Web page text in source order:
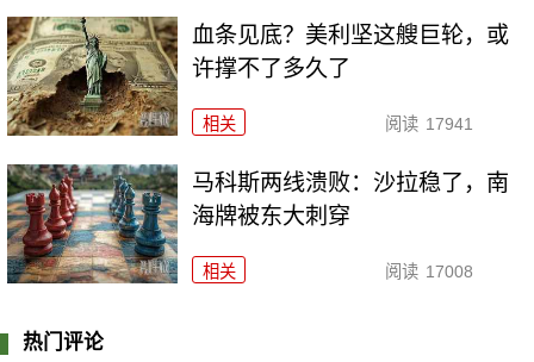
血条见底？美利坚这艘巨轮，或
许撑不了多久了
相关 阅读 17941
马科斯两线溃败：沙拉稳了，南
海牌被东大刺穿
相关 阅读 17008
热门评论